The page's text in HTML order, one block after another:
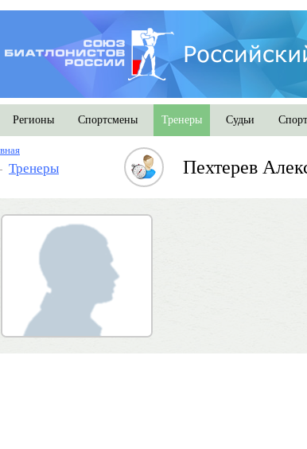
Регионы Спортсмены Тренеры Судьи
Тренеры Пехтерев